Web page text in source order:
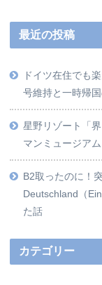
最近の投稿
ドイツ在住でも
号維持と一時帰
星野リゾート「
マンミュージア
B2取ったのに！
Deutschland（
た話
カテゴリー